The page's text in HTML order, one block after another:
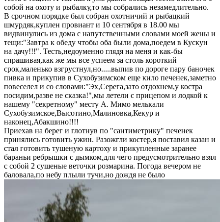
собой на охоту и рыбалку,то мы собрались незамедлительно.
В срочном порядке был собран охотничий и рыбацкий
шмурдяк,куплен провиант и 10 сентября в 18.00 мы
видвинулись из дома с напутственными словами моей жены и
тещи:"Завтра к обеду чтобы оба были дома,поедем в Кускун
на дачу!!!". Тесть,недоуменно глядя на меня и как-бы
спрашивая,как же мы все успеем за столь короткий
срок,маленько взгрустнул,но.....выпив по дороге пару баночек
пивка и прикупив в Сухобузимском еще кило печенек,заметно
повеселел и со словами:"Эх,Серега,зато отдохнем,у костра
посидим,разве не сказка!",мы летели с прицепом и лодкой к
нашему "секретному" месту А. Мимо мелькали
Сухобузимское,Высотино,Малиновка,Кекур и
наконец,Абакшино!!!!
Приехав на берег и глотнув по "сантиметрику" печенек
принялись готовить ужин. Разожгли костер,я поставил казан и
стал готовить тушеную картоху и прикупленные заранее
бараньи ребрышки с дымком,для чего предусмотрительно взял
с собой 2 сушеные веточки розмарина. Погода вечером не
баловала,по небу плыли тучи,но дождя не было